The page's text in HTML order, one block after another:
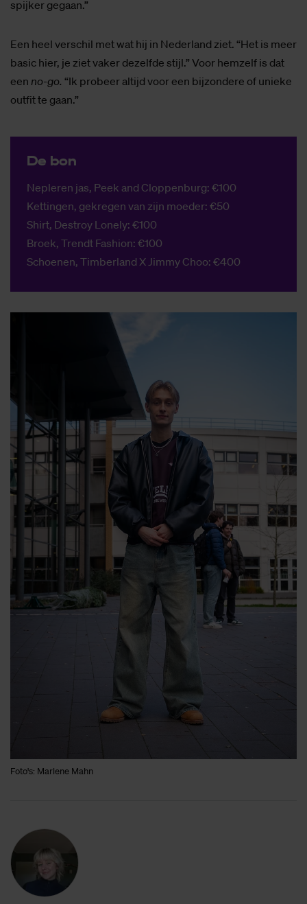
spijker gegaan.”
Een heel verschil met wat hij in Nederland ziet. “Het is meer
basic hier, je ziet vaker dezelfde stijl.” Voor hemzelf is dat
een no-go. “Ik probeer altijd voor een bijzondere of unieke
outfit te gaan.”
De bon
Nepleren jas, Peek and Cloppenburg: €100
Kettingen, gekregen van zijn moeder: €50
Shirt, Destroy Lonely: €100
Broek, Trendt Fashion: €100
Schoenen, Timberland X Jimmy Choo: €400
Foto's: Marlene Mahn